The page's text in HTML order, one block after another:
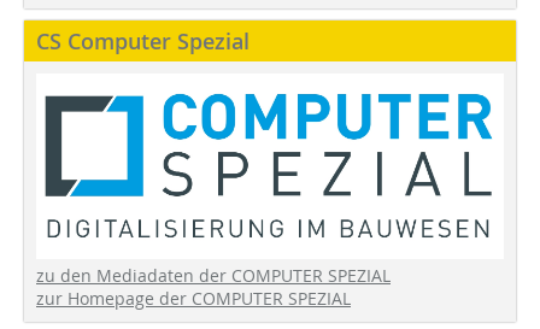
CS Computer Spezial
zu den Mediadaten der COMPUTER SPEZIAL
zur Homepage der COMPUTER SPEZIAL